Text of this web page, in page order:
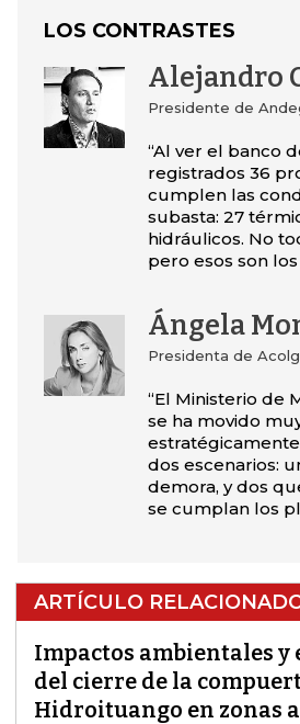
LOS CONTRASTES
Alejandro
Presidente de
“Al ver el banco
registrados 36
cumplen las
subasta: 27
hidráulicos. No
pero esos son los
Ángela
Presidenta de
“El Ministerio de
se ha movido
dos escenarios:
demora, y dos
se cumplan los
ARTÍCULO
Impactos ambientales y
del cierre de la
Hidroituango en zonas